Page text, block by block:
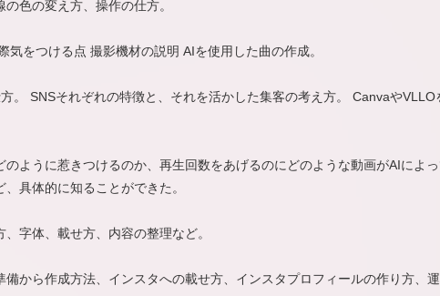
色の変え方、操作の仕方。
気をつける点 撮影機材の説明 AIを使用した曲の作成。
。 SNSそれぞれの特徴と、それを活かした集客の考え方。 Canvaや
のように惹きつけるのか、再生回数をあげるのにどのような動画がAIによ
具体的に知ることができた。
字体、載せ方、内容の整理など。
備から作成方法、インスタへの載せ方、インスタプロフィールの作り方、